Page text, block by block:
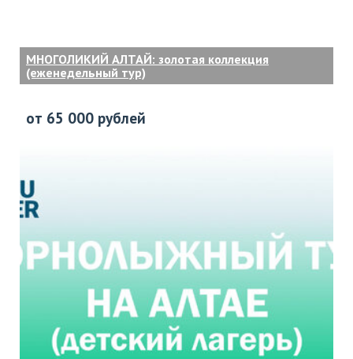
МНОГОЛИКИЙ АЛТАЙ: золотая коллекция
(еженедельный тур)
от 65 000 рублей